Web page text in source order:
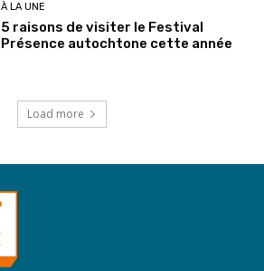
À LA UNE
5 raisons de visiter le Festival
Présence autochtone cette année
Load more